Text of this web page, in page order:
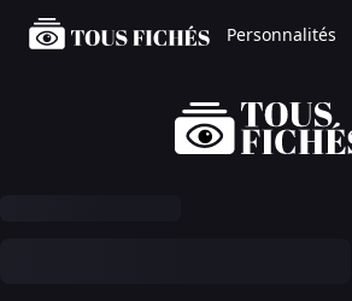
Personnalités